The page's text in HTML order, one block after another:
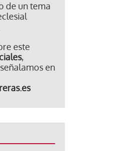
de un tema
este
,
en